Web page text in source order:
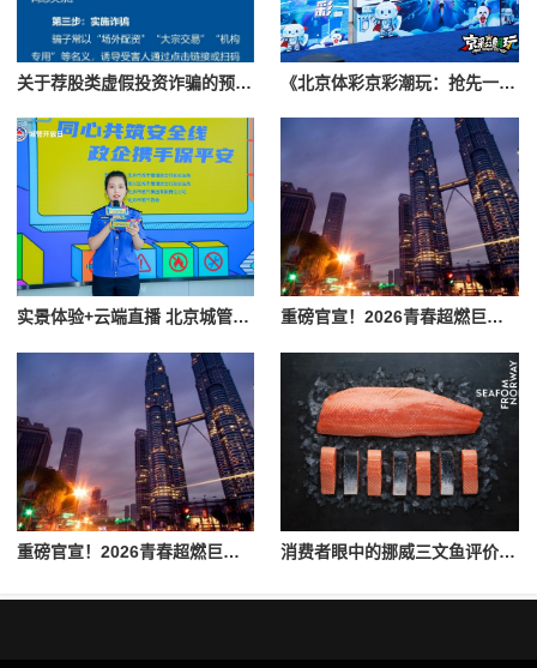
关于荐股类虚假投资诈骗的预警提醒！ 《北京体彩京彩潮玩：抢先一步，安心购彩》
实景体验+云端直播 北京城管开放日解锁燃气安全沉浸式普法 重磅官宣！2026青春超燃巨星演唱会·唐山站7月火热开唱
重磅官宣！2026青春超燃巨星演唱会·唐山站6月17日开票 消费者眼中的挪威三文鱼评价：品质、安全与美味三重保障